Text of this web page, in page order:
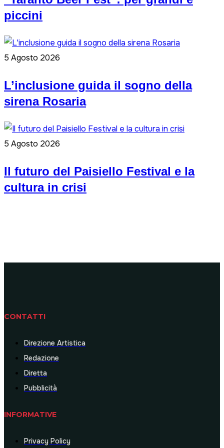
piccini
5 Agosto 2026
L’inclusione guida il sogno della
sirena Rosaria
5 Agosto 2026
Il futuro del Paisiello Festival e la
cultura in crisi
CONTATTI
Direzione Artistica
Redazione
Diretta
Pubblicità
INFORMATIVE
Privacy Policy